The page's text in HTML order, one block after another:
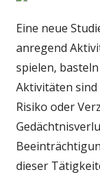
Eine neue
anregend
spielen,
Aktivitäten
Risiko oder
dieser